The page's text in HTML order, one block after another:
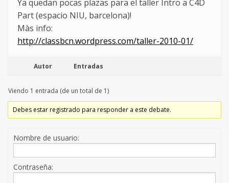
Ya quedan pocas plazas para el taller Intro a C4D
Part (espacio NIU, barcelona)!
Màs info:
http://classbcn.wordpress.com/taller-2010-01/
Autor Entradas
Viendo 1 entrada (de un total de 1)
Debes estar registrado para responder a este debate.
Nombre de usuario:
Contraseña: